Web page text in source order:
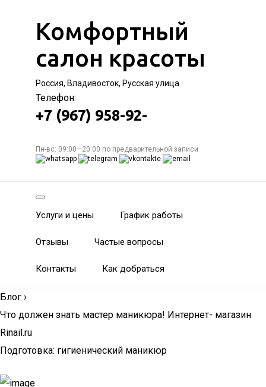
Комфортный
салон красоты
Россия, Владивосток, Русская улица
Телефон:
+7 (967) 958-92-
Пн-вс: 09:00—20:00 по предварительной записи
Услуги и цены График работы
Отзывы Частые вопросы
Контакты Как добраться
Блог ›
Что должен знать мастер маникюра! Интернет- магазин
Rinail.ru
Подготовка: гигиенический маникюр